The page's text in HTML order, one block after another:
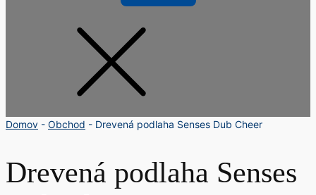
Domov - Obchod - Drevená podlaha Senses Dub Cheer
Drevená podlaha Senses